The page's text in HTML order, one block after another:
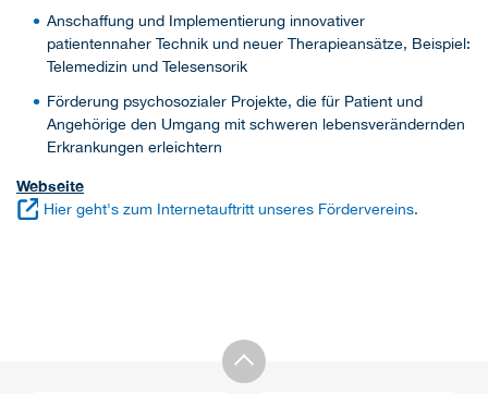
Anschaffung und Implementierung innovativer
patientennaher Technik und neuer Therapieansätze, Beispiel:
Telemedizin und Telesensorik
Förderung psychosozialer Projekte, die für Patient und
Angehörige den Umgang mit schweren lebensverändernden
Erkrankungen erleichtern
Webseite
Hier geht's zum Internetauftritt unseres Fördervereins.